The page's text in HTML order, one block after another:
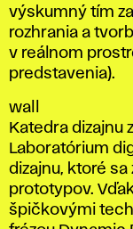
výskumný tím
rozhrania a
v reálnom
predstavenia).
wall
Katedra dizajnu
Laboratórium
dizajnu, ktoré sa
prototypov.
špičkovými